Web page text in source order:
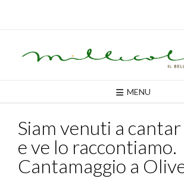
MENU
Siam venuti a
e ve lo raccontiamo.
Cantamaggio a